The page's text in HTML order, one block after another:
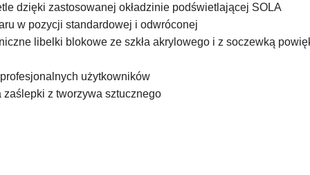
dzięki zastosowanej okładzinie podświetlającej SOLA
w pozycji standardowej i odwróconej
libelki blokowe ze szkła akrylowego i z soczewką
użytkowników
z tworzywa sztucznego